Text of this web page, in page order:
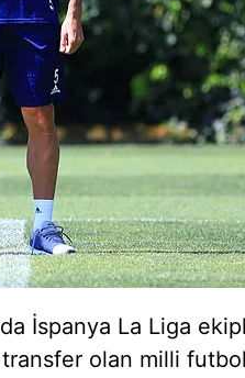
İspanya La Liga
olan milli